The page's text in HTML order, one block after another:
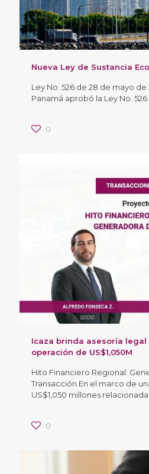
Nueva Ley de Sustancia
Ley No. 526 de 28 de mayo
Panamá aprobó la Ley No. 526
0
Icaza brinda asesoría
operación de US$1,050M
Hito Financiero Regional:
Transacción En el marco de
US$1,050 millones
0